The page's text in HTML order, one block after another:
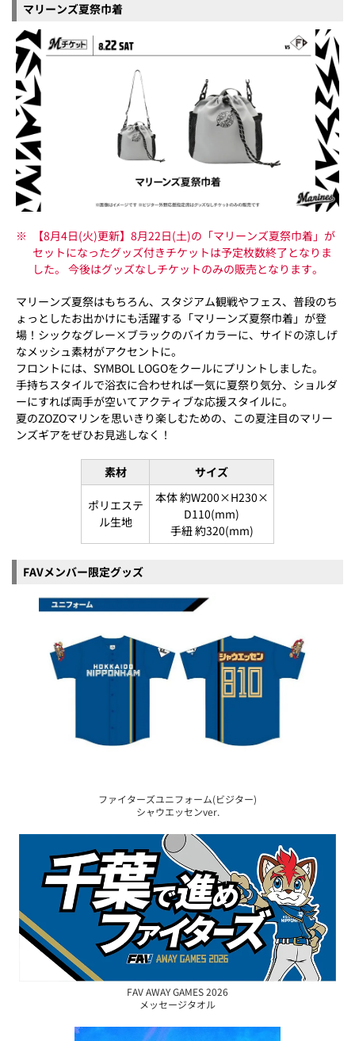
マリーンズ夏祭巾着
※
【8月4日(火)更新】8月22日(土)の「マリーンズ夏祭巾着」が
セットになったグッズ付きチケットは予定枚数終了となりま
した。 今後はグッズなしチケットのみの販売となります。
マリーンズ夏祭はもちろん、スタジアム観戦やフェス、普段のち
ょっとしたお出かけにも活躍する「マリーンズ夏祭巾着」が登
場！シックなグレー×ブラックのバイカラーに、サイドの涼しげ
なメッシュ素材がアクセントに。
フロントには、SYMBOL LOGOをクールにプリントしました。
手持ちスタイルで浴衣に合わせれば一気に夏祭り気分、ショルダ
ーにすれば両手が空いてアクティブな応援スタイルに。
夏のZOZOマリンを思いきり楽しむための、この夏注目のマリー
ンズギアをぜひお見逃しなく！
素材 サイズ
ポリエステ
ル生地
本体 約W200×H230×
D110(mm)
手紐 約320(mm)
FAVメンバー限定グッズ
ファイターズユニフォーム(ビジター)
シャウエッセンver.
FAV AWAY GAMES 2026
メッセージタオル